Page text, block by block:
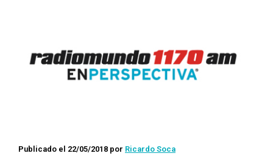
Publicado el 22/05/2018 por Ricardo Soca